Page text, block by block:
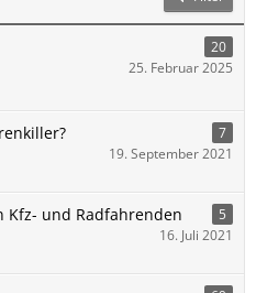
20
25. Februar 2025
7
19. September 2021
Kfz- und Radfahrenden
5
16. Juli 2021